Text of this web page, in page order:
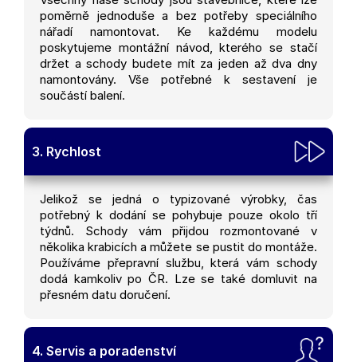
poměrně jednoduše a bez potřeby speciálního
nářadí namontovat. Ke každému modelu
poskytujeme montážní návod, kterého se stačí
držet a schody budete mít za jeden až dva dny
namontovány. Vše potřebné k sestavení je
součástí balení.
3. Rychlost
Jelikož se jedná o typizované výrobky, čas
potřebný k dodání se pohybuje pouze okolo tří
týdnů. Schody vám přijdou rozmontované v
několika krabicích a můžete se pustit do montáže.
Používáme přepravní službu, která vám schody
dodá kamkoliv po ČR. Lze se také domluvit na
přesném datu doručení.
4. Servis a poradenství